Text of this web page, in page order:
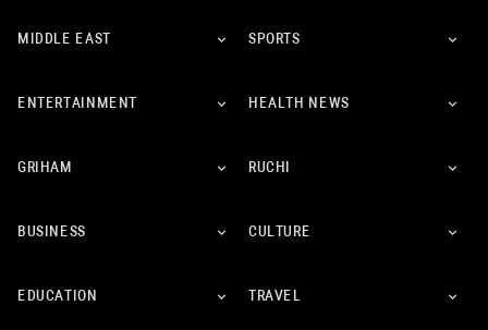
MIDDLE EAST SPORTS
ENTERTAINMENT HEALTH NEWS
GRIHAM RUCHI
BUSINESS CULTURE
EDUCATION TRAVEL